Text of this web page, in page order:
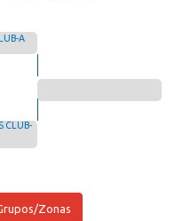
A
CLUB-
Zonas